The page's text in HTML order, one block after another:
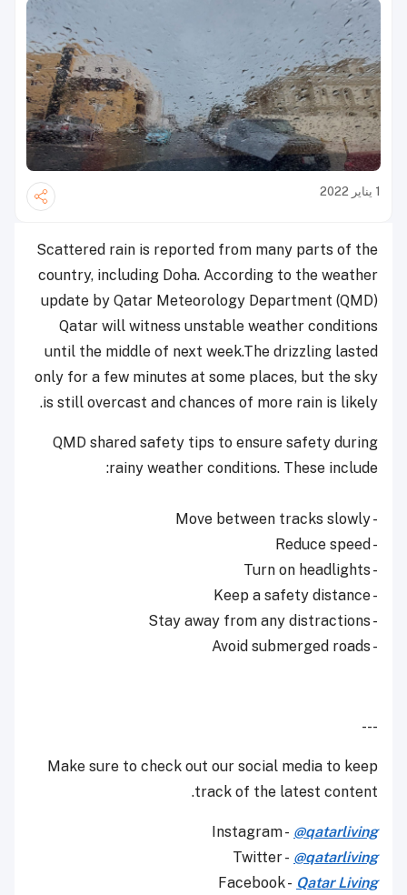
1 يناير 2022
Scattered rain is reported from many parts of the
country, including Doha. According to the weather
update by Qatar Meteorology Department (QMD)
Qatar will witness unstable weather conditions
until the middle of next week.The drizzling lasted
only for a few minutes at some places, but the sky
is still overcast and chances of more rain is likely.
QMD shared safety tips to ensure safety during
rainy weather conditions. These include:
- Move between tracks slowly
- Reduce speed
- Turn on headlights
- Keep a safety distance
- Stay away from any distractions
- Avoid submerged roads
---
Make sure to check out our social media to keep
track of the latest content.
Instagram - @qatarliving
Twitter - @qatarliving
Facebook - Qatar Living